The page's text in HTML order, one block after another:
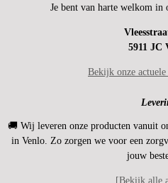
Je bent van harte welkom in
5911 JC
Bekijk onze actuele
🚚 Wij leveren onze producten vanuit
in Venlo. Zo zorgen we voor een
jouw
[Bekijk alle